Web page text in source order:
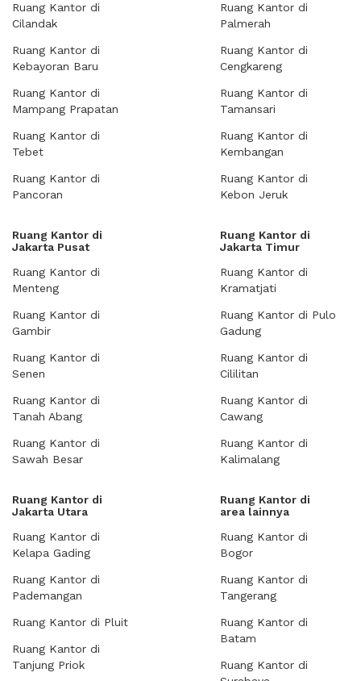
Ruang Kantor di
Cilandak
Ruang Kantor di
Kebayoran Baru
Ruang Kantor di
Mampang Prapatan
Ruang Kantor di
Tebet
Ruang Kantor di
Pancoran
Ruang Kantor di
Palmerah
Ruang Kantor di
Cengkareng
Ruang Kantor di
Tamansari
Ruang Kantor di
Kembangan
Ruang Kantor di
Kebon Jeruk
Ruang Kantor di
Jakarta Pusat
Ruang Kantor di
Menteng
Ruang Kantor di
Gambir
Ruang Kantor di
Senen
Ruang Kantor di
Tanah Abang
Ruang Kantor di
Sawah Besar
Ruang Kantor di
Jakarta Timur
Ruang Kantor di
Kramatjati
Ruang Kantor di Pulo
Gadung
Ruang Kantor di
Cililitan
Ruang Kantor di
Cawang
Ruang Kantor di
Kalimalang
Ruang Kantor di
Jakarta Utara
Ruang Kantor di
Kelapa Gading
Ruang Kantor di
Pademangan
Ruang Kantor di Pluit
Ruang Kantor di
Tanjung Priok
Ruang Kantor di
area lainnya
Ruang Kantor di
Bogor
Ruang Kantor di
Tangerang
Ruang Kantor di
Batam
Ruang Kantor di